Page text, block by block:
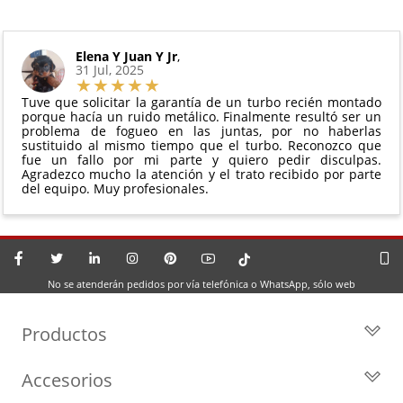
Elena Y Juan Y Jr,
31 Jul, 2025
Tuve que solicitar la garantía de un turbo recién montado
porque hacía un ruido metálico. Finalmente resultó ser un
problema de fogueo en las juntas, por no haberlas
sustituido al mismo tiempo que el turbo. Reconozco que
fue un fallo por mi parte y quiero pedir disculpas.
Agradezco mucho la atención y el trato recibido por parte
del equipo. Muy profesionales.
No se atenderán pedidos por vía telefónica o WhatsApp, sólo web
Productos
Turbos por Marca
Accesorios